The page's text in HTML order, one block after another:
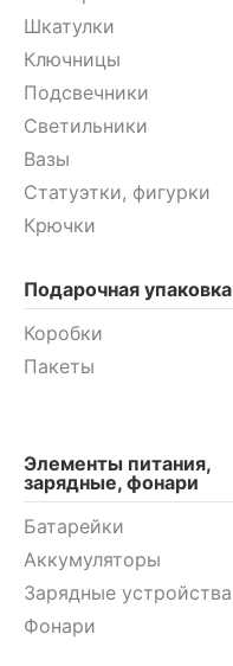
Шкатулки
Ключницы
Подсвечники
Светильники
Вазы
Статуэтки, фигурки
Крючки
Подарочная упаковка
Коробки
Пакеты
Элементы питания,
зарядные, фонари
Батарейки
Аккумуляторы
Зарядные устройства
Фонари